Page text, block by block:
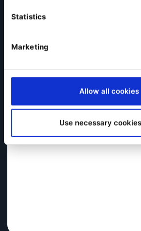
Statistics
Marketing
Allow all cookies
Use necessary